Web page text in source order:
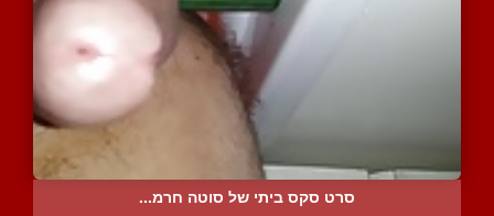
סרט סקס ביתי של סוטה חרמ...